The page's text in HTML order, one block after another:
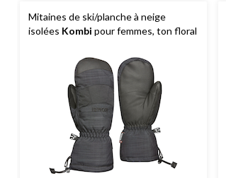
Mitaines de ski/planche à neige
isolées Kombi pour femmes, ton floral